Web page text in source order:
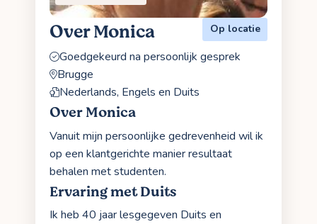
Over Monica Op locatie
Goedgekeurd na persoonlijk gesprek
Brugge
Nederlands, Engels en Duits
Over Monica
Vanuit mijn persoonlijke gedrevenheid wil ik
op een klantgerichte manier resultaat
behalen met studenten.
Ervaring met Duits
Ik heb 40 jaar lesgegeven Duits en